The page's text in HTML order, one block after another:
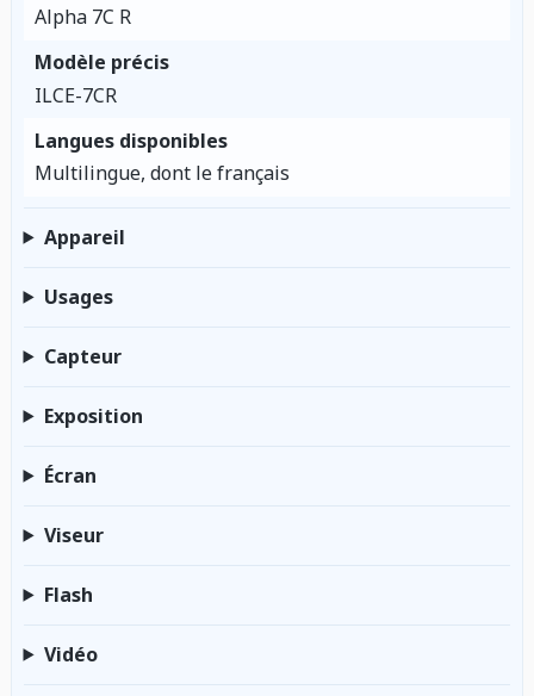
Alpha 7C R
Modèle précis
ILCE-7CR
Langues disponibles
Multilingue, dont le français
Appareil
Usages
Capteur
Exposition
Écran
Viseur
Flash
Vidéo